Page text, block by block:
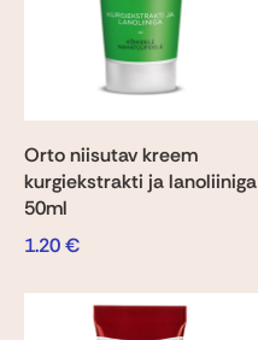
Orto niisutav kreem
kurgiekstrakti ja lanoliiniga
50ml
1.20€